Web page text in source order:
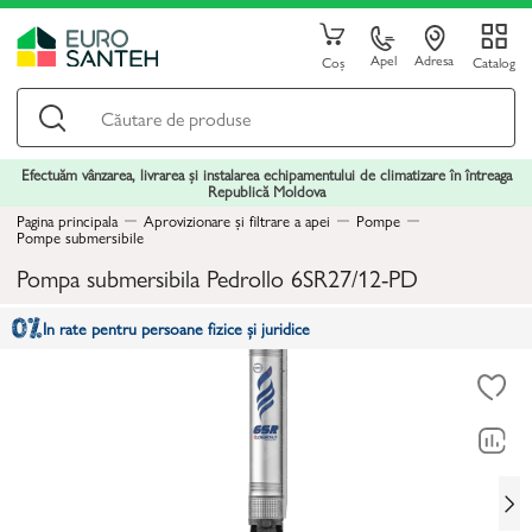
Coș Apel Adresa Catalog
Efectuăm vânzarea, livrarea și instalarea echipamentului de climatizare în întreaga
Republică Moldova
Pagina principala
Aprovizionare și filtrare a apei Pompe
Pompe submersibile
Pompa submersibila Pedrollo 6SR27/12-PD
In rate pentru persoane fizice și juridice